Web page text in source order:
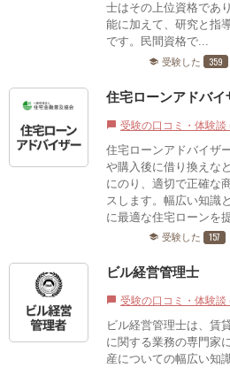
士はその上位資格であ
能に加えて、研究と指
です。民間資格で...
school 受験した 359
住宅ローンアドバイ
chat_bubble 受験の口コミ・体験談
住宅ローンアドバイザ
や購入後に借り換えな
にのり、適切で正確な
スします。幅広い知識
に最適な住宅ローンを
school 受験した 157
ビル経営管理士
chat_bubble 受験の口コミ・体験談
ビル経営管理士は、賃
に関する業務の専門家
産についての幅広い知